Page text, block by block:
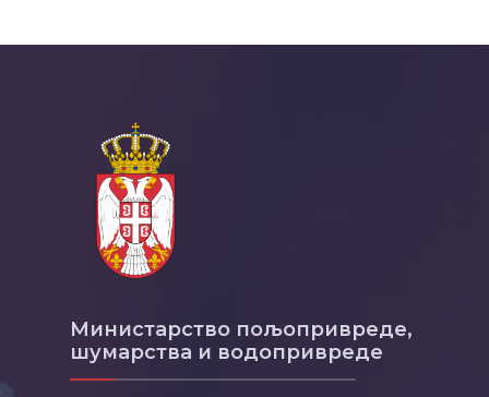
Министарство пољопривреде,
шумарства и водопривреде